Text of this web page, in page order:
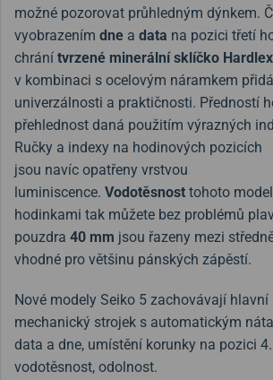
možné pozorovat průhledným dýnkem.
vyobrazením dne a data na pozici třetí
chrání tvrzené minerální sklíčko Hardlex
v kombinaci s ocelovým náramkem
univerzálnosti a praktičnosti. Předností
přehlednost daná použitím výrazných
Ručky a indexy na hodinových pozicích
jsou navíc opatřeny vrstvou
luminiscence. Vodotěsnost tohoto
hodinkami tak můžete bez problémů
pouzdra 40 mm jsou řazeny mezi
vhodné pro většinu pánských zápěstí.
Nové modely Seiko 5 zachovávají hlavní
mechanický strojek s automatickým
data a dne, umístění korunky na pozici
vodotěsnost, odolnost.